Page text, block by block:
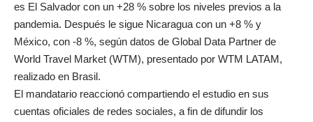
es El Salvador con un +28 % sobre los niveles previos a la
pandemia. Después le sigue Nicaragua con un +8 % y
México, con -8 %, según datos de Global Data Partner de
World Travel Market (WTM), presentado por WTM LATAM,
realizado en Brasil.
El mandatario reaccionó compartiendo el estudio en sus
cuentas oficiales de redes sociales, a fin de difundir los